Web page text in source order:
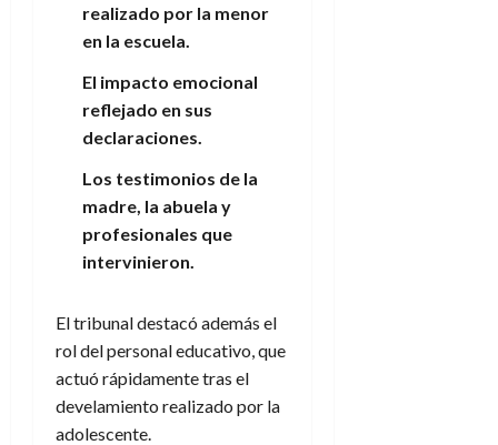
realizado por la menor
en la escuela.
El impacto emocional
reflejado en sus
declaraciones.
Los testimonios de la
madre, la abuela y
profesionales que
intervinieron.
El tribunal destacó además el
rol del personal educativo, que
actuó rápidamente tras el
develamiento realizado por la
adolescente.